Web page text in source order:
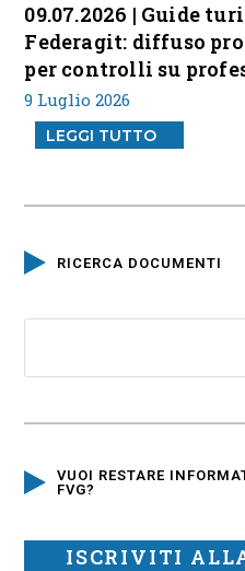
09.07.2026 | Guide
Federagit: diffuso
per controlli su
9 Luglio 2026
LEGGI TUTTO
RICERCA DOCUMENTI
VUOI RESTARE
FVG?
ISCRIVITI